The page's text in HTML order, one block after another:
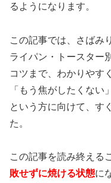
るようになります。
この記事では、さばみ
ライパン・トースター
コツまで、わかりやす
「もう焦がしたくない
という方に向けて、す
た。
この記事を読み終える
敗せずに焼ける状態に